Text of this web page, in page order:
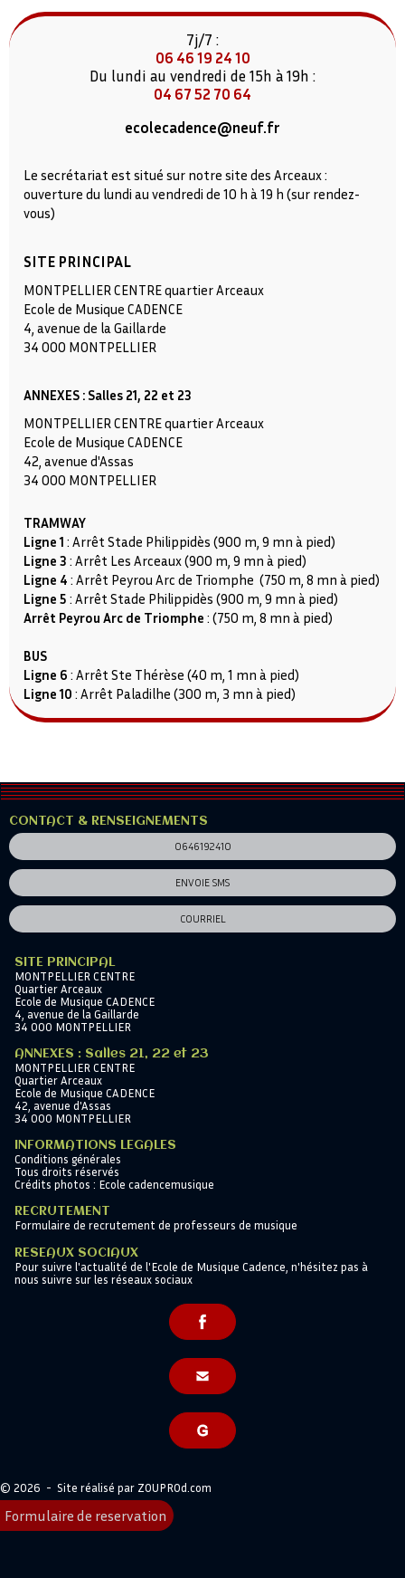
7j/7 :
06 46 19 24 10
Du lundi au vendredi de 15h à 19h :
04 67 52 70 64
ecolecadence@neuf.fr
Le secrétariat est situé sur notre site des Arceaux :
ouverture du lundi au vendredi de 10 h à 19 h (sur rendez-
vous)
SITE PRINCIPAL
MONTPELLIER CENTRE quartier Arceaux
Ecole de Musique CADENCE
4, avenue de la Gaillarde
34 000 MONTPELLIER
ANNEXES : Salles 21, 22 et 23
MONTPELLIER CENTRE quartier Arceaux
Ecole de Musique CADENCE
42, avenue d'Assas
34 000 MONTPELLIER
‌TRAMWAY
Ligne 1 : Arrêt Stade Philippidès (900 m, 9 mn à pied)
Ligne 3 : Arrêt Les Arceaux (900 m, 9 mn à pied)
Ligne 4 : Arrêt Peyrou Arc de Triomphe (750 m, 8 mn à pied)
Ligne 5 : Arrêt Stade Philippidès (900 m, 9 mn à pied)
Arrêt Peyrou Arc de Triomphe : (750 m, 8 mn à pied)
BUS
Ligne 6 : Arrêt Ste Thérèse (40 m, 1 mn à pied)
Ligne 10 : Arrêt Paladilhe (300 m, 3 mn à pied)
Formulaire de reservation
CONTACT & RENSEIGNEMENTS
0646192410
ENVOIE SMS
COURRIEL
SITE PRINCIPAL
MONTPELLIER CENTRE
Quartier Arceaux
Ecole de Musique CADENCE
4, avenue de la Gaillarde
34 000 MONTPELLIER
ANNEXES : Salles 21, 22 et 23
MONTPELLIER CENTRE
Quartier Arceaux
Ecole de Musique CADENCE
42, avenue d'Assas
34 000 MONTPELLIER
INFORMATIONS LEGALES
Conditions générales
Tous droits réservés
Crédits photos : Ecole cadencemusique
RECRUTEMENT
Formulaire de recrutement de professeurs de musique
RESEAUX SOCIAUX
Pour suivre l'actualité de l'Ecole de Musique Cadence, n'hésitez pas à
nous suivre sur les réseaux sociaux
© 2026 - Site réalisé par ZOUPROd.com